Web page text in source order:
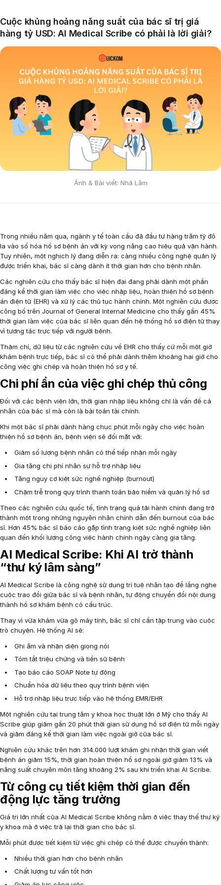
Cuộc khủng hoảng năng suất của bác sĩ trị giá
hàng tỷ USD: AI Medical Scribe có phải là lời giải?
Ảnh & Bài viết: Nhã Lâm
Trong nhiều năm qua, ngành y tế toàn cầu đã đầu tư hàng trăm tỷ đô
la vào số hóa hồ sơ bệnh án với kỳ vọng nâng cao hiệu quả vận hành.
Tuy nhiên, một nghịch lý đang diễn ra: càng nhiều công nghệ quản lý
được triển khai, bác sĩ càng dành ít thời gian hơn cho bệnh nhân.
Các nghiên cứu cho thấy bác sĩ hiện đại đang phải dành một phần
đáng kể thời gian làm việc cho việc nhập liệu, hoàn thiện hồ sơ bệnh
án điện tử (EHR) và xử lý các thủ tục hành chính. Một nghiên cứu được
công bố trên Journal of General Internal Medicine cho thấy gần 45%
thời gian làm việc của bác sĩ liên quan đến hệ thống hồ sơ điện tử thay
vì tương tác trực tiếp với người bệnh.
Thậm chí, dữ liệu từ các nghiên cứu về EHR cho thấy cứ mỗi một giờ
khám bệnh trực tiếp, bác sĩ có thể phải dành thêm khoảng hai giờ cho
công việc ghi chép và hoàn thiện hồ sơ y tế.
Chi phí ẩn của việc ghi chép thủ công
Đối với các bệnh viện lớn, thời gian nhập liệu không chỉ là vấn đề cá
nhân của bác sĩ mà còn là bài toán tài chính.
Khi một bác sĩ phải dành hàng chục phút mỗi ngày cho việc hoàn
thiện hồ sơ bệnh án, bệnh viện sẽ đối mặt với:
Giảm số lượng bệnh nhân có thể tiếp nhận mỗi ngày
Gia tăng chi phí nhân sự hỗ trợ nhập liệu
Tăng nguy cơ kiệt sức nghề nghiệp (burnout)
Chậm trễ trong quy trình thanh toán bảo hiểm và quản lý hồ sơ
Theo các nghiên cứu quốc tế, tình trạng quá tải hành chính đang trở
thành một trong những nguyên nhân chính dẫn đến burnout của bác
sĩ. Hơn 45% bác sĩ báo cáo gặp tình trạng kiệt sức nghề nghiệp liên
quan đến khối lượng công việc hành chính ngày càng gia tăng.
AI Medical Scribe: Khi AI trở thành
“thư ký lâm sàng”
AI Medical Scribe là công nghệ sử dụng trí tuệ nhân tạo để lắng nghe
cuộc trao đổi giữa bác sĩ và bệnh nhân, tự động chuyển đổi nội dung
thành hồ sơ khám bệnh có cấu trúc.
Thay vì vừa khám vừa gõ máy tính, bác sĩ chỉ cần tập trung vào cuộc
trò chuyện. Hệ thống AI sẽ:
Ghi âm và nhận diện giọng nói
Tóm tắt triệu chứng và tiền sử bệnh
Tạo báo cáo SOAP Note tự động
Chuẩn hóa dữ liệu theo quy trình bệnh viện
Hỗ trợ nhập liệu trực tiếp vào hệ thống EMR/EHR
Một nghiên cứu tại trung tâm y khoa học thuật lớn ở Mỹ cho thấy AI
Scribe giúp giảm gần 20 phút thời gian sử dụng hồ sơ điện tử mỗi ngày
và giảm đáng kể thời gian làm việc ngoài giờ của bác sĩ.
Nghiên cứu khác trên hơn 314.000 lượt khám ghi nhận thời gian viết
bệnh án giảm 15%, thời gian hoàn thiện hồ sơ ngoài giờ giảm 13% và
năng suất chuyên môn tăng khoảng 2% sau khi triển khai AI Scribe.
Từ công cụ tiết kiệm thời gian đến
động lực tăng trưởng
Giá trị lớn nhất của AI Medical Scribe không nằm ở việc thay thế thư ký
y khoa mà ở việc trả lại thời gian cho bác sĩ.
Mỗi phút được tiết kiệm từ việc ghi chép có thể được chuyển thành:
Nhiều thời gian hơn cho bệnh nhân
Chất lượng tư vấn tốt hơn